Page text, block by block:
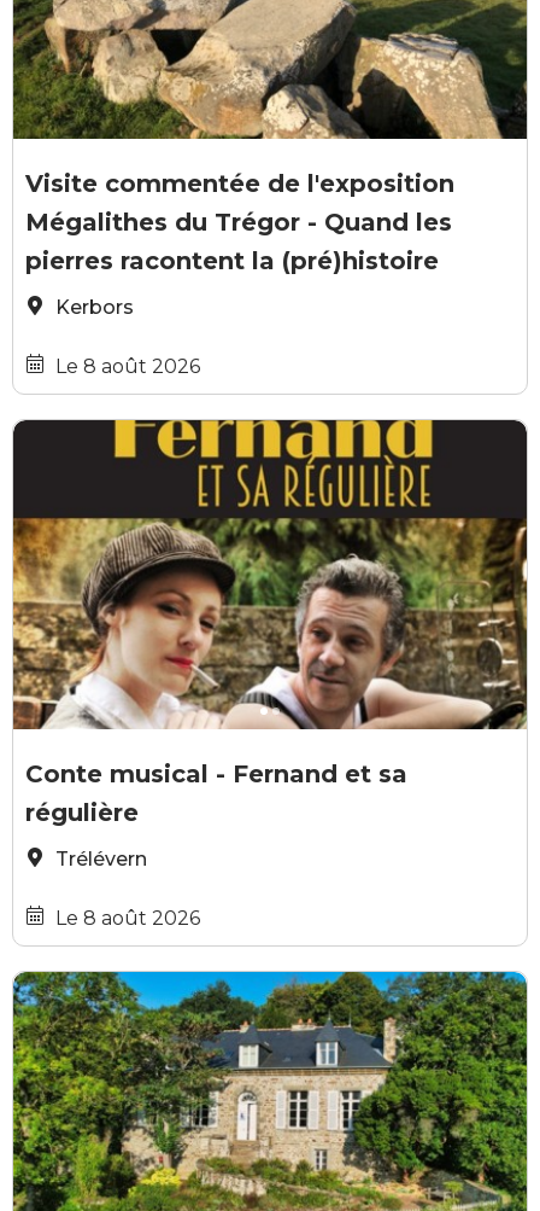
Patrick Pichouron
Visite commentée de l'exposition
Mégalithes du Trégor - Quand les
pierres racontent la (pré)histoire
Kerbors
Le 8 août 2026
0 KORRIGAN GOURMAND
Conte musical - Fernand et sa
régulière
Trélévern
Le 8 août 2026